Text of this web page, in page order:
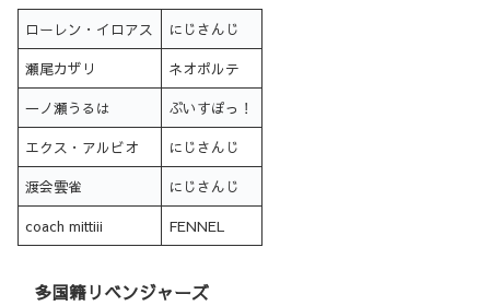
ローレン・イロアス にじさんじ
瀬尾カザリ ネオポルテ
一ノ瀬うるは ぶいすぽっ！
エクス・アルビオ にじさんじ
渡会雲雀 にじさんじ
coach mittiii FENNEL
多国籍リベンジャーズ